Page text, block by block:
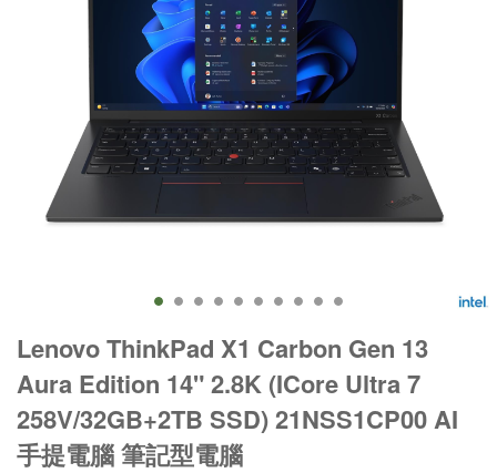
Lenovo ThinkPad X1 Carbon Gen 13
Aura Edition 14" 2.8K (ICore Ultra 7
258V/32GB+2TB SSD) 21NSS1CP00 AI
手提電腦 筆記型電腦